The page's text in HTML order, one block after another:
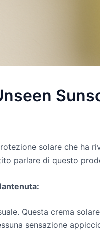
solare che ha
parlare di questo
Questa crema
sensazione